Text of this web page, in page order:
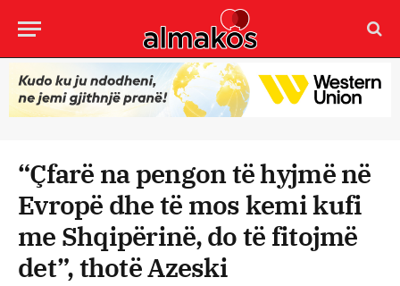
“Çfarë na pengon të hyjmë në
Evropë dhe të mos kemi kufi
me Shqipërinë, do të fitojmë
det”, thotë Azeski